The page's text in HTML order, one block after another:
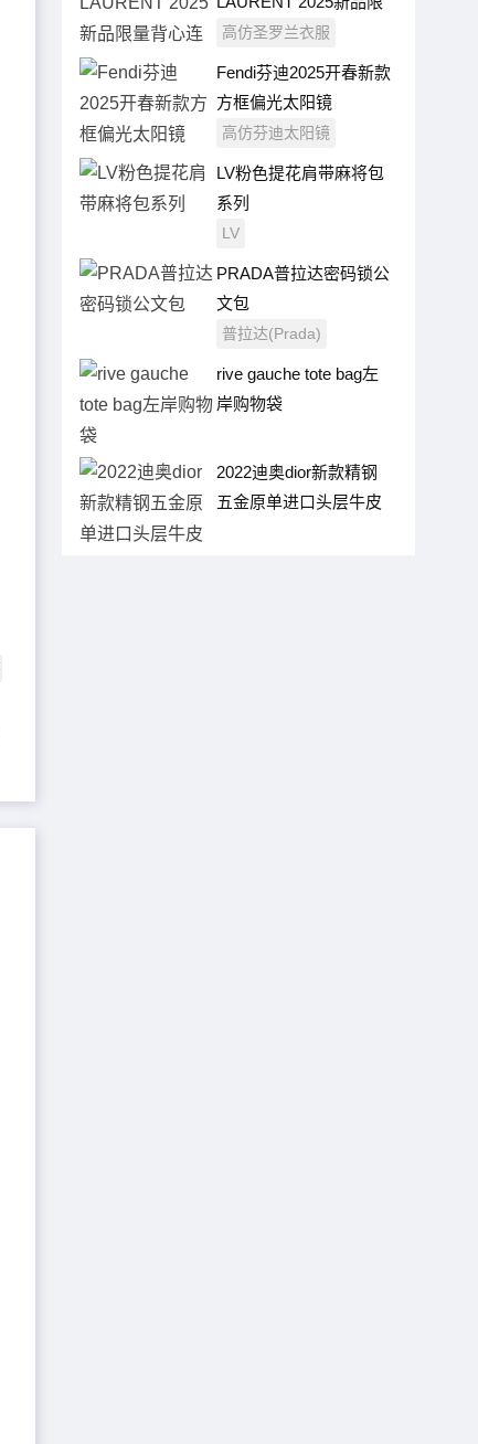
量背心连衣裙
高仿圣罗兰衣服
Fendi芬迪2025开春新款
方框偏光太阳镜
高仿芬迪太阳镜
LV粉色提花肩带麻将包
系列
LV
PRADA普拉达密码锁公
文包
普拉达(Prada)
rive gauche tote bag左
岸购物袋
2022迪奥dior新款精钢
五金原单进口头层牛皮